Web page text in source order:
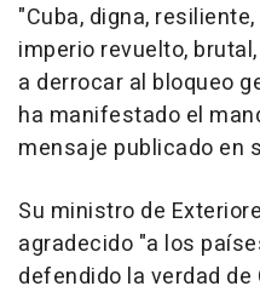
"Cuba, digna,
imperio revuelto,
a derrocar al bloqueo
ha manifestado el
mensaje publicado en
Su ministro de
agradecido "a los
defendido la verdad